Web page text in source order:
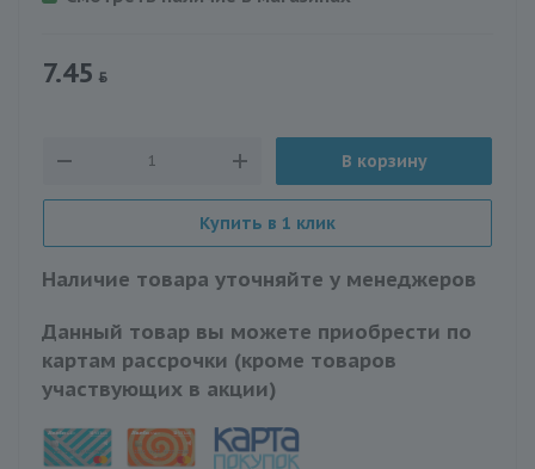
7.45
В корзину
Купить в 1 клик
Наличие товара уточняйте у менеджеров
Данный товар вы можете приобрести по
картам рассрочки (кроме товаров
участвующих в акции)